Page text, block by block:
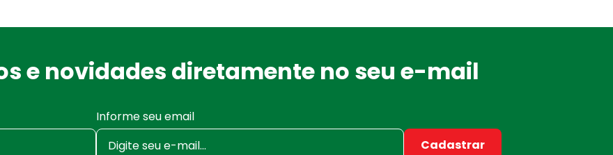
e novidades diretamente no seu e-mail
Informe seu email
Cadastrar